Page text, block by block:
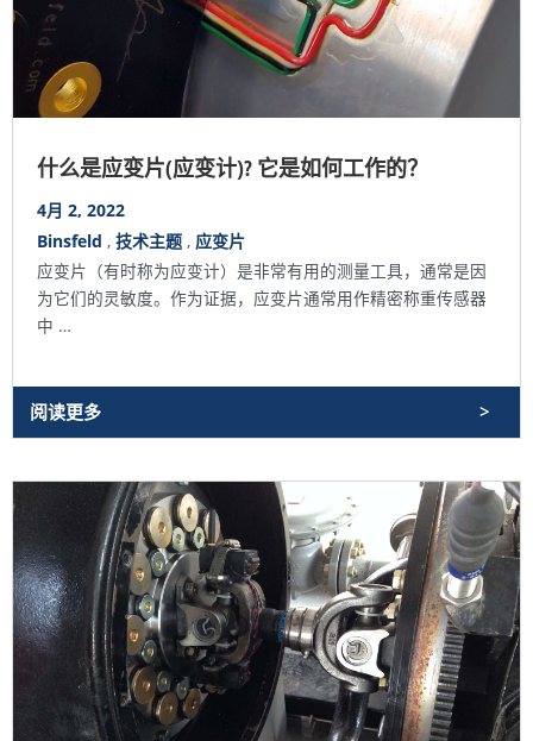
什么是应变片(应变计)? 它是如何工作的？
4月 2, 2022
Binsfeld , 技术主题 , 应变片
应变片（有时称为应变计）是非常有用的测量工具，通常是因
为它们的灵敏度。作为证据，应变片通常用作精密称重传感器
中 …
阅读更多